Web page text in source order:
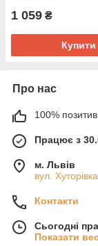
1 059 ₴
Купити
Про нас
100%
Працює з
м. Львів
вул.
Контакти
Сьогодні
Показати